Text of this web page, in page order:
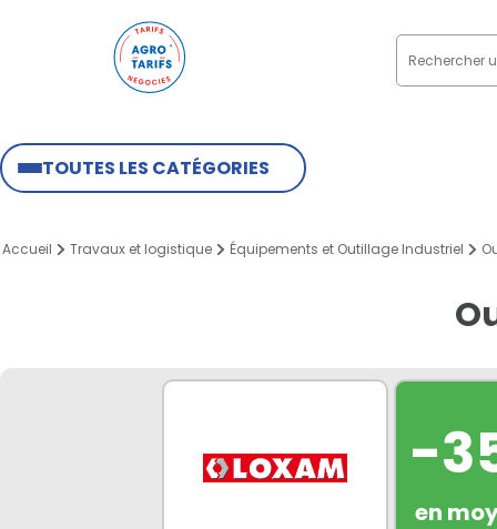
TOUTES LES CATÉGORIES
Accueil Travaux et logistique Équipements et Outillage Industriel
-
en